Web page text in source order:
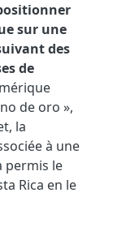
sur une
des
de
de oro »,
la
à une
permis le
Rica en le